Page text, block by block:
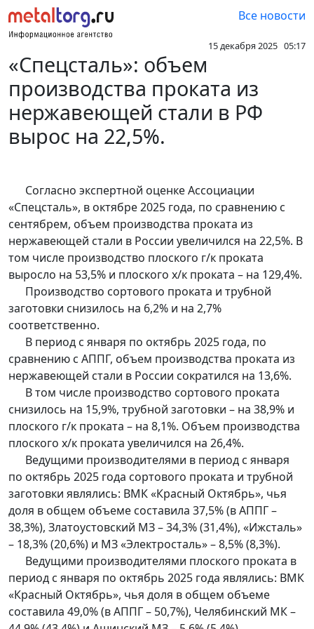
Все новости
15 декабря 2025 05:17
«Спецсталь»: объем
производства проката из
нержавеющей стали в РФ
вырос на 22,5%.
Согласно экспертной оценке Ассоциации
«Спецсталь», в октябре 2025 года, по сравнению с
сентябрем, объем производства проката из
нержавеющей стали в России увеличился на 22,5%. В
том числе производство плоского г/к проката
выросло на 53,5% и плоского х/к проката – на 129,4%.
Производство сортового проката и трубной
заготовки снизилось на 6,2% и на 2,7%
соответственно.
В период с января по октябрь 2025 года, по
сравнению с АППГ, объем производства проката из
нержавеющей стали в России сократился на 13,6%.
В том числе производство сортового проката
снизилось на 15,9%, трубной заготовки – на 38,9% и
плоского г/к проката – на 8,1%. Объем производства
плоского х/к проката увеличился на 26,4%.
Ведущими производителями в период с января
по октябрь 2025 года сортового проката и трубной
заготовки являлись: ВМК «Красный Октябрь», чья
доля в общем объеме составила 37,5% (в АППГ –
38,3%), Златоустовский МЗ – 34,3% (31,4%), «Ижсталь»
– 18,3% (20,6%) и МЗ «Электросталь» – 8,5% (8,3%).
Ведущими производителями плоского проката в
период с января по октябрь 2025 года являлись: ВМК
«Красный Октябрь», чья доля в общем объеме
составила 49,0% (в АППГ – 50,7%), Челябинский МК –